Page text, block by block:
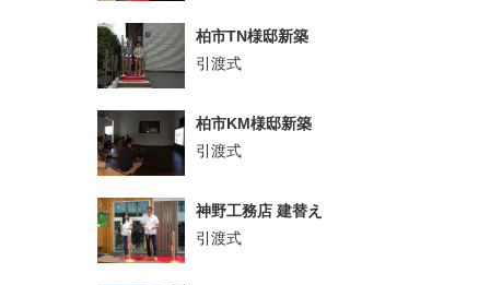
柏市TN様邸新築
引渡式
柏市KM様邸新築
引渡式
神野工務店 建替え
引渡式